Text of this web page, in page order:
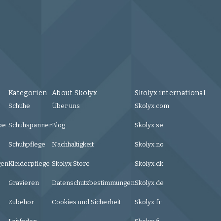
Kategorien
Schuhe
Schuhspanner
Schuhpflege
Kleiderpflege
Gravieren
Zubehor
About Skolyx
Über uns
Blog
Nachhaltigkeit
Skolyx Store
Datenschutzbestimmungen
Cookies und Sicherheit
Skolyx international
Skolyx.com
Skolyx.se
Skolyx.no
Skolyx.dk
Skolyx.de
Skolyx.fr